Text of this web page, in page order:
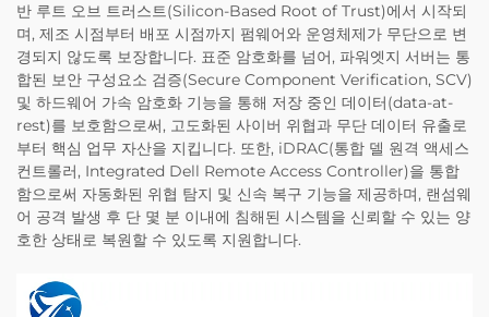
반 루트 오브 트러스트(Silicon-Based Root of Trust)에서 시작되
며, 제조 시점부터 배포 시점까지 펌웨어와 운영체제가 무단으로 변
경되지 않도록 보장합니다. 표준 암호화를 넘어, 파워엣지 서버는 통
합된 보안 구성요소 검증(Secure Component Verification, SCV)
및 하드웨어 가속 암호화 기능을 통해 저장 중인 데이터(data-at-
rest)를 보호함으로써, 고도화된 사이버 위협과 무단 데이터 유출로
부터 핵심 업무 자산을 지킵니다. 또한, iDRAC(통합 델 원격 액세스
컨트롤러, Integrated Dell Remote Access Controller)을 통합
함으로써 자동화된 위협 탐지 및 신속 복구 기능을 제공하며, 랜섬웨
어 공격 발생 후 단 몇 분 이내에 침해된 시스템을 신뢰할 수 있는 양
호한 상태로 복원할 수 있도록 지원합니다.